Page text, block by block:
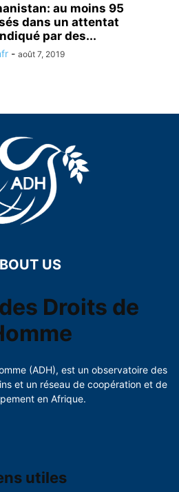
au moins 95
dans un attentat
par des...
- août 7, 2019
US
Droits de
(ADH), est un observatoire des
et un réseau de coopération et de
en Afrique.
utiles